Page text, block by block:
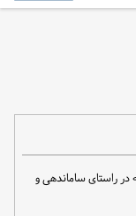
در راستای ساماندهی و